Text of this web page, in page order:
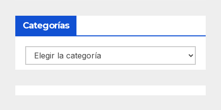
Categorías
Categorías